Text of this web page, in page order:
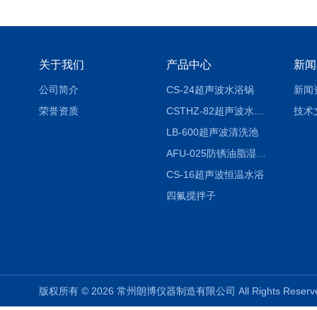
关于我们
公司简介
荣誉资质
产品中心
CS-24超声波水浴锅
LB-600超声波清洗池
CS-16超声波恒温水浴
四氟搅拌子
新
新闻
技术
版权所有 © 2026 常州朗博仪器制造有限公司 All Rights